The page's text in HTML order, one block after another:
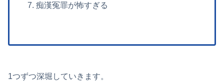
痴漢冤罪が怖すぎる
1つずつ深堀していきます。